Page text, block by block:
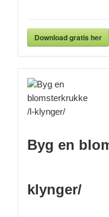
Download gratis her
Byg en
klynger/